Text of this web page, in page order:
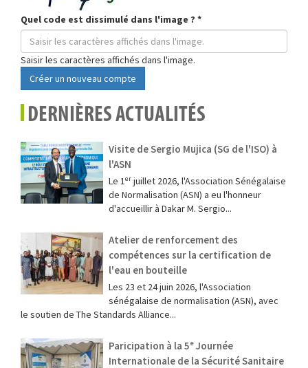
Quel code est dissimulé dans l'image ? *
Saisir les caractères affichés dans l'image.
Créer un nouveau compte
DERNIÈRES ACTUALITÉS
Visite de Sergio Mujica (SG de l'ISO) à
l'ASN
Le 1ᵉʳ juillet 2026, l'Association Sénégalaise
de Normalisation (ASN) a eu l'honneur
d'accueillir à Dakar M. Sergio...
Atelier de renforcement des
compétences sur la certification de
l'eau en bouteille
Les 23 et 24 juin 2026, l'Association
sénégalaise de normalisation (ASN), avec
le soutien de The Standards Alliance...
Paricipation à la 5ᵉ Journée
Internationale de la Sécurité Sanitaire